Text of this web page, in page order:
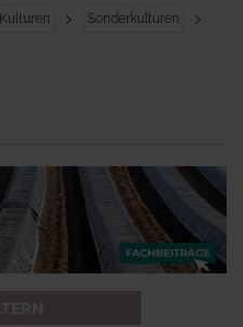
Kulturen Sonderkulturen